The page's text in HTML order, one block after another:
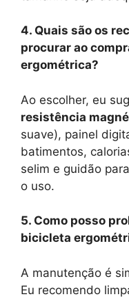
4. Quais são os
procurar ao
ergométrica?
Ao escolher, eu
resistência
suave), painel
batimentos,
selim e guidão
o uso.
5. Como posso
bicicleta
A manutenção é
Eu recomendo